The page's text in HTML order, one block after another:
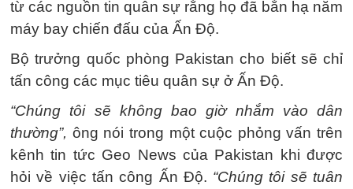
từ các nguồn tin quân sự rằng họ đã bắn hạ năm
máy bay chiến đấu của Ấn Độ.
Bộ trưởng quốc phòng Pakistan cho biết sẽ chỉ
tấn công các mục tiêu quân sự ở Ấn Độ.
“Chúng tôi sẽ không bao giờ nhắm vào dân
thường”, ông nói trong một cuộc phỏng vấn trên
kênh tin tức Geo News của Pakistan khi được
hỏi về việc tấn công Ấn Độ. “Chúng tôi sẽ tuân